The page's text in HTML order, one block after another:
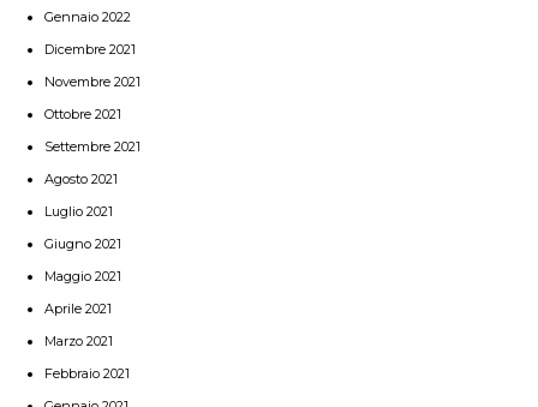
Gennaio 2022
Dicembre 2021
Novembre 2021
Ottobre 2021
Settembre 2021
Agosto 2021
Luglio 2021
Giugno 2021
Maggio 2021
Aprile 2021
Marzo 2021
Febbraio 2021